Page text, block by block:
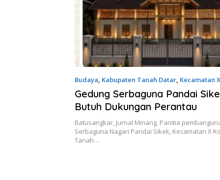
Budaya Kabupaten Tanah Datar Kecamatan
Agustus 2026
Gedung Serbaguna Pandai
Butuh Dukungan Perantau
Batusangkar, Jurnal Minang. Panitia
Serbaguna Nagari Pandai Sikek, Kecamatan X
Tanah…